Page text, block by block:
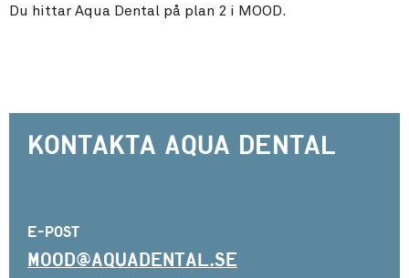
Du hittar Aqua Dental på plan 2 i MOOD.
Kontakta Aqua Dental
E-POST
MOOD@AQUADENTAL.SE